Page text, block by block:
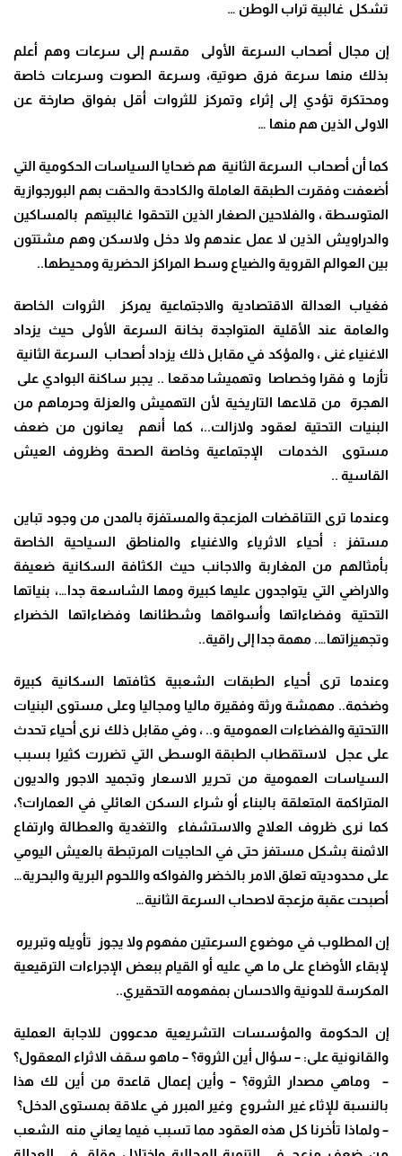
تشكل غالبية تراب الوطن …
إن مجال أصحاب السرعة الأولى مقسم إلى سرعات وهم أعلم
بذلك منها سرعة فرق صوتية، وسرعة الصوت وسرعات خاصة
ومحتكرة تؤدي إلى إثراء وتمركز للثروات أقل بفواق صارخة عن
الاولى الذين هم منها …
كما أن أصحاب السرعة الثانية هم ضحايا السياسات الحكومية التي
أضعفت وفقرت الطبقة العاملة والكادحة والحقت بهم البورجوازية
المتوسطة ، والفلاحين الصغار الذين التحقوا غالبيتهم بالمساكين
والدراويش الذين لا عمل عندهم ولا دخل ولاسكن وهم مشتتون
بين العوالم القروية والضياع وسط المراكز الحضرية ومحيطها..
فغياب العدالة الاقتصادية والاجتماعية يمركز الثروات الخاصة
والعامة عند الأقلية المتواجدة بخانة السرعة الأولى حيث يزداد
الاغنياء غنى ، والمؤكد في مقابل ذلك يزداد أصحاب السرعة الثانية
تأزما و فقرا وخصاصا وتهميشا مدقعا .. يجبر ساكنة البوادي على
الهجرة من قلاعها التاريخية لأن التهميش والعزلة وحرماهم من
البنيات التحتية لعقود ولازالت..، كما أنهم يعانون من ضعف
مستوى الخدمات الإجتماعية وخاصة الصحة وظروف العيش
القاسية ..
وعندما ترى التناقضات المزعجة والمستفزة بالمدن من وجود تباين
مستفز : أحياء الاثرياء والاغنياء والمناطق السياحية الخاصة
بأمثالهم من المغاربة والاجانب حيث الكثافة السكانية ضعيفة
والاراضي التي يتواجدون عليها كبيرة ومها الشاسعة جدا…، بنياتها
التحتية وفضاءاتها وأسواقها وشطئانها وفضاءاتها الخضراء
وتجهيزاتها…. مهمة جدا إلى راقية..
وعندما ترى أحياء الطبقات الشعبية كثافتها السكانية كبيرة
وضخمة.. مهمشة ورثة وفقيرة ماليا ومجاليا وعلى مستوى البنيات
االتحتية والفضاءات العمومية و.. ، وفي مقابل ذلك نرى أحياء تحدث
على عجل لاستقطاب الطبقة الوسطى التي تضررت كثيرا بسبب
السياسات العمومية من تحرير الاسعار وتجميد الاجور والديون
المتراكمة المتعلقة بالبناء أو شراء السكن العائلي في العمارات؟،
كما نرى ظروف العلاج والاستشفاء والتغدية والعطالة وارتفاع
الاثمنة بشكل مستفز حتى في الحاجيات المرتبطة بالعيش اليومي
على محدوديته تعلق الامر بالخضر والفواكه واللحوم البرية والبحرية…
أصبحت عقبة مزعجة لاصحاب السرعة الثانية…
إن المطلوب في موضوع السرعتين مفهوم ولا يجوز تأويله وتبريره
لإبقاء الأوضاع على ما هي عليه أو القيام ببعض الإجراءات الترقيعية
المكرسة للدونية والاحسان بمفهومه التحقيري..
إن الحكومة والمؤسسات التشريعية مدعوون للاجابة العملية
والقانونية على: – سؤال أين الثروة؟ – ماهو سقف الاثراء المعقول؟
– وماهي مصدار الثروة؟ – وأين إعمال قاعدة من أين لك هذا
بالنسبة للإثاء غير الشروع وغير المبرر في علاقة بمستوى الدخل؟
– ولماذا تأخرنا كل هذه العقود مما تسبب فيما يعاني منه الشعب